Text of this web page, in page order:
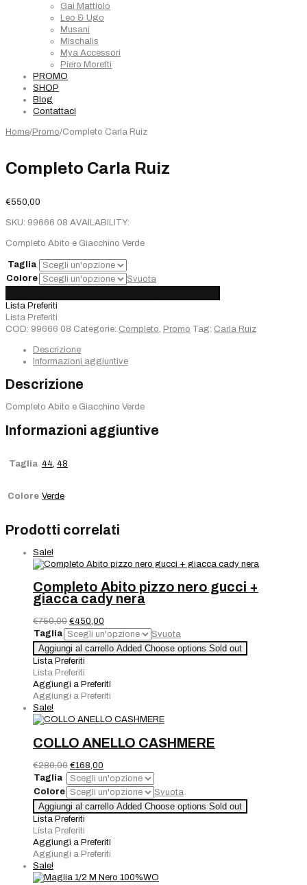
Gai Mattiolo
Leo & Ugo
Musani
Mischalis
Mya Accessori
Piero Moretti
PROMO
SHOP
Blog
Contattaci
Home/Promo/Completo Carla Ruiz
Completo Carla Ruiz
€550,00
SKU: 99666 08 AVAILABILITY:
Completo Abito e Giacchino Verde
Taglia
Colore
Svuota
Carla
Ruiz
quantità
Lista Preferiti
Lista Preferiti
COD: 99666 08 Categorie: Completo, Promo Tag: Carla Ruiz
Descrizione
Informazioni aggiuntive
Descrizione
Completo Abito e Giacchino Verde
Informazioni aggiuntive
Taglia 44 48
Colore Verde
Prodotti correlati
Sale!
Completo Abito pizzo nero gucci +
giacca cady nera
€750,00 Il
prezzo
originale
era:
€750,00.
€450,00
prezzo
attuale
è:
Taglia
Svuota
Completo
Abito
pizzo
nero
gucci
+
giacca
cady
nera
quantità
Aggiungi al carrello Added Choose options Sold out
Lista Preferiti
Lista Preferiti
Aggiungi a Preferiti
Aggiungi a Preferiti
Sale!
COLLO ANELLO CASHMERE
€280,00 Il
prezzo
originale
era:
€280,00.
€168,00
prezzo
attuale
è:
€168,00.
Taglia
Colore
Svuota
COLLO
ANELLO
CASHMERE
quantità
Aggiungi al carrello Added Choose options Sold out
Lista Preferiti
Lista Preferiti
Aggiungi a Preferiti
Aggiungi a Preferiti
Sale!